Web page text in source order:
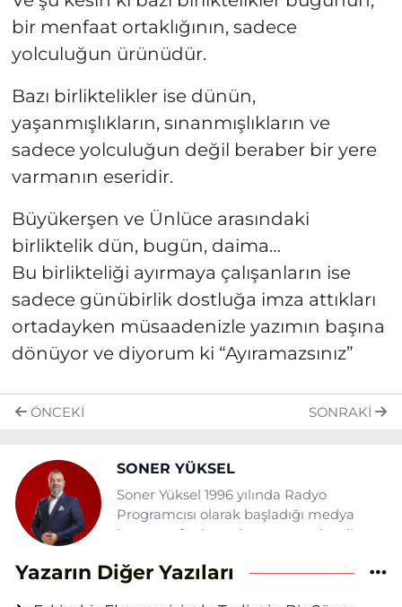
bir menfaat ortaklığının, sadece
yolculuğun ürünüdür.
Bazı birliktelikler ise dünün,
yaşanmışlıkların, sınanmışlıkların ve
sadece yolculuğun değil beraber bir yere
varmanın eseridir.
Büyükerşen ve Ünlüce arasındaki
birliktelik dün, bugün, daima…
Bu birlikteliği ayırmaya çalışanların ise
sadece günübirlik dostluğa imza attıkları
ortadayken müsaadenizle yazımın başına
dönüyor ve diyorum ki “Ayıramazsınız”
ÖNCEKI SONRAKI
SONER YÜKSEL
Soner Yüksel 1996 yılında Radyo
Programcısı olarak başladığı medya
hayatına fasılasız devam etmektedir.
tv'lerinde yazı, haber ve sunuculuk
Yazarın Diğer Yazıları